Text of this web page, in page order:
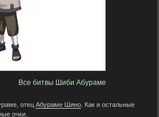
Все битвы Шиби Абураме
отец Абураме Шино . Как и остальные
очки.